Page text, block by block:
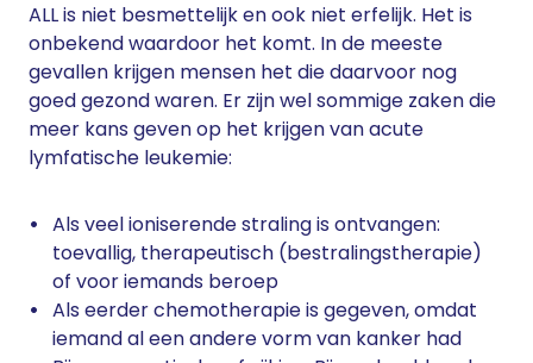
ALL is niet besmettelijk en ook niet erfelijk. Het is
onbekend waardoor het komt. In de meeste
gevallen krijgen mensen het die daarvoor nog
goed gezond waren. Er zijn wel sommige zaken die
meer kans geven op het krijgen van acute
lymfatische leukemie:
Als veel ioniserende straling is ontvangen:
toevallig, therapeutisch (bestralingstherapie)
of voor iemands beroep
Als eerder chemotherapie is gegeven, omdat
iemand al een andere vorm van kanker had